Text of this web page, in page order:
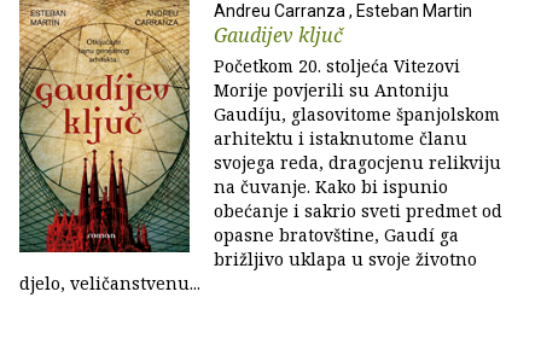
Andreu Carranza , Esteban Martin
Gaudijev ključ
Početkom 20. stoljeća Vitezovi
Morije povjerili su Antoniju
Gaudíju, glasovitome španjolskom
arhitektu i istaknutome članu
svojega reda, dragocjenu relikviju
na čuvanje. Kako bi ispunio
obećanje i sakrio sveti predmet od
opasne bratovštine, Gaudí ga
brižljivo uklapa u svoje životno
djelo, veličanstvenu...